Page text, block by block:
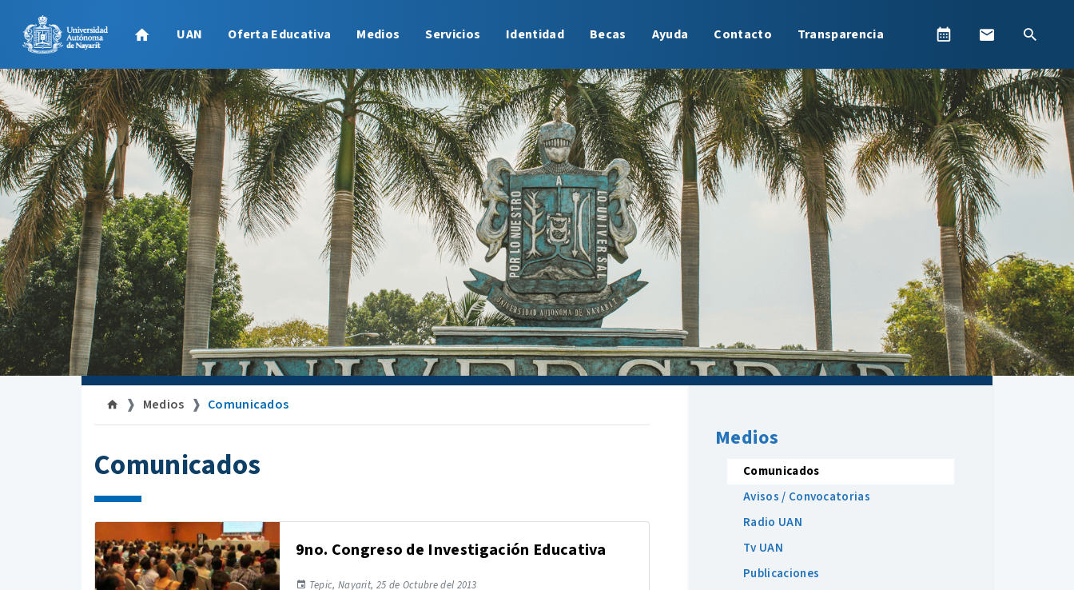
UAN Oferta Educativa Medios Servicios Identidad Becas Ayuda Contacto Transparencia
Medios Comunicados
Comunicados
9no. Congreso de Investigación Educativa
Tepic, Nayarit, 25 de Octubre del 2013
Medios
Comunicados
Avisos / Convocatorias
Radio UAN
Tv UAN
Publicaciones